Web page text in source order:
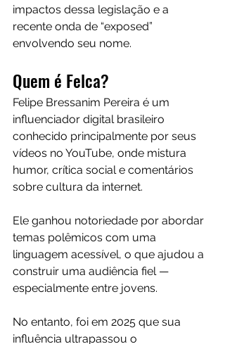
impactos dessa legislação e a
recente onda de “exposed”
envolvendo seu nome.
Quem é Felca?
Felipe Bressanim Pereira é um
influenciador digital brasileiro
conhecido principalmente por seus
vídeos no YouTube, onde mistura
humor, crítica social e comentários
sobre cultura da internet.
Ele ganhou notoriedade por abordar
temas polêmicos com uma
linguagem acessível, o que ajudou a
construir uma audiência fiel —
especialmente entre jovens.
No entanto, foi em 2025 que sua
influência ultrapassou o